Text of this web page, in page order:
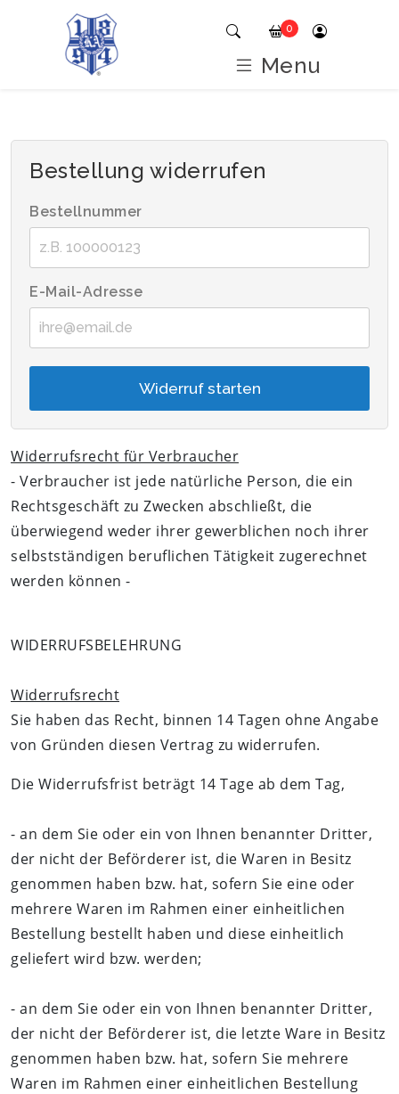
Widerrufsbelehrung
Bestellung widerrufen
Bestellnummer
E-Mail-Adresse
Widerruf starten
Widerrufsrecht für Verbraucher
- Verbraucher ist jede natürliche Person, die ein
Rechtsgeschäft zu Zwecken abschließt, die
überwiegend weder ihrer gewerblichen noch ihrer
selbstständigen beruflichen Tätigkeit zugerechnet
werden können -
WIDERRUFSBELEHRUNG
Widerrufsrecht
Sie haben das Recht, binnen 14 Tagen ohne Angabe
von Gründen diesen Vertrag zu widerrufen.
Die Widerrufsfrist beträgt 14 Tage ab dem Tag,
- an dem Sie oder ein von Ihnen benannter Dritter,
der nicht der Beförderer ist, die Waren in Besitz
genommen haben bzw. hat, sofern Sie eine oder
mehrere Waren im Rahmen einer einheitlichen
Bestellung bestellt haben und diese einheitlich
geliefert wird bzw. werden;
- an dem Sie oder ein von Ihnen benannter Dritter,
der nicht der Beförderer ist, die letzte Ware in Besitz
genommen haben bzw. hat, sofern Sie mehrere
Waren im Rahmen einer einheitlichen Bestellung
0
Menu